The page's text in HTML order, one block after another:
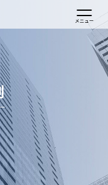
メニュー